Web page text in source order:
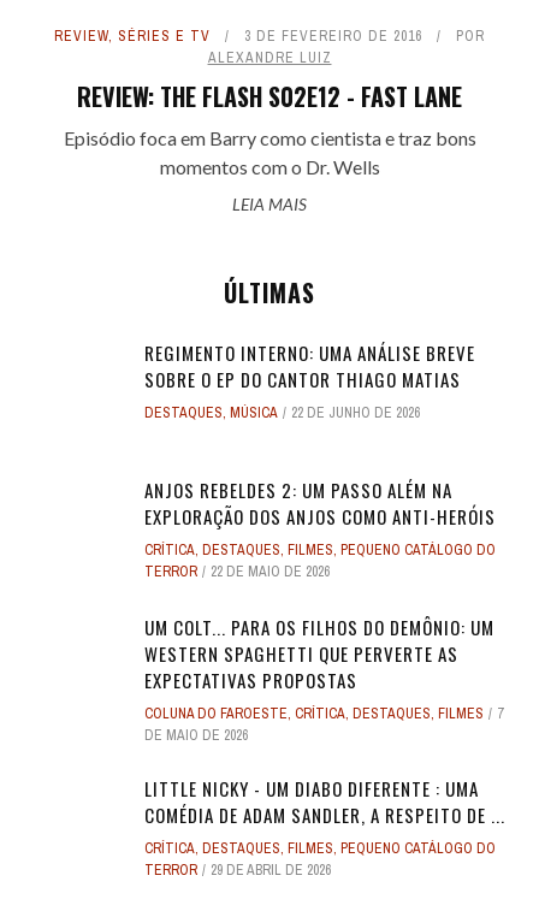
REVIEW, SÉRIES E TV 3 DE FEVEREIRO DE 2016
POR
ALEXANDRE LUIZ
REVIEW: THE FLASH S02E12 - FAST LANE
Episódio foca em Barry como cientista e traz bons
momentos com o Dr. Wells
LEIA MAIS
ÚLTIMAS
REGIMENTO INTERNO: UMA ANÁLISE BREVE
SOBRE O EP DO CANTOR THIAGO MATIAS
DESTAQUES, MÚSICA 22 DE JUNHO DE 2026
ANJOS REBELDES 2: UM PASSO ALÉM NA
EXPLORAÇÃO DOS ANJOS COMO ANTI-HERÓIS
CRÍTICA, DESTAQUES, FILMES, PEQUENO CATÁLOGO DO
TERROR
22 DE MAIO DE 2026
UM COLT... PARA OS FILHOS DO DEMÔNIO: UM
WESTERN SPAGHETTI QUE PERVERTE AS
EXPECTATIVAS PROPOSTAS
COLUNA DO FAROESTE, CRÍTICA, DESTAQUES, FILMES
7
DE MAIO DE 2026
LITTLE NICKY - UM DIABO DIFERENTE : UMA
COMÉDIA DE ADAM SANDLER, A RESPEITO DE ...
CRÍTICA, DESTAQUES, FILMES, PEQUENO CATÁLOGO DO
TERROR
29 DE ABRIL DE 2026